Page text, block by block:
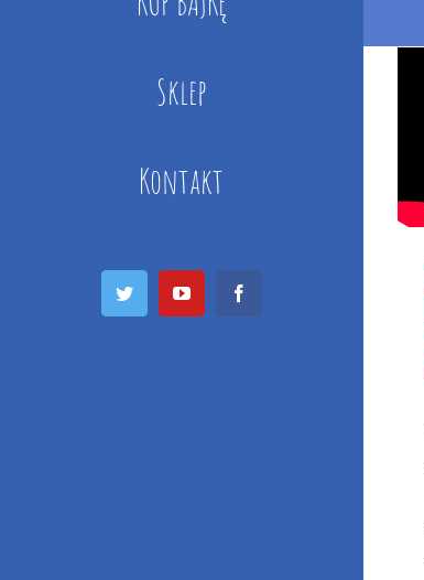
Sklep
Kontakt
Twitter YouTube